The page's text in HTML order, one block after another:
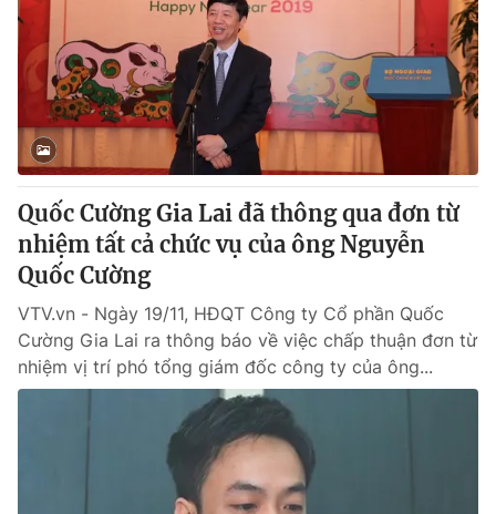
® Cấm sao chép dưới mọi hình thức nếu không có sự chấp
thuận bằng văn bản. Ghi rõ nguồn VTV.vn khi phát hành lại
thông tin từ website này.
Quốc Cường Gia Lai đã thông qua đơn từ
nhiệm tất cả chức vụ của ông Nguyễn
Quốc Cường
VTV.vn - Ngày 19/11, HĐQT Công ty Cổ phần Quốc
Cường Gia Lai ra thông báo về việc chấp thuận đơn từ
nhiệm vị trí phó tổng giám đốc công ty của ông...